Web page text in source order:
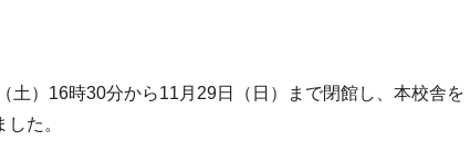
）16時30分から11月29日（日）まで閉館し、本校舎を
た。